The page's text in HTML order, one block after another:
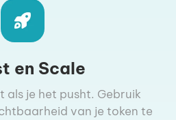
en Scale
als je het pusht. Gebruik
van je token te